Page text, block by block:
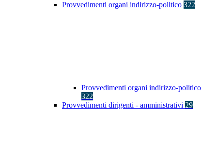
Provvedimenti organi indirizzo-politico 322
Provvedimenti organi indirizzo-politico
322
Provvedimenti dirigenti - amministrativi 29